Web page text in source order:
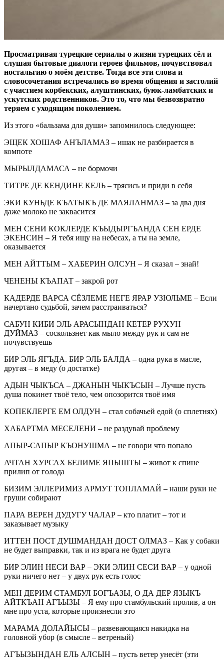
Просматривая турецкие сериалы о жизни турецких сёл и
слушая бытовые диалоги героев фильмов, почувствовал
ностальгию о моём детстве. Тогда все эти слова и
словосочетания встречались во время общения и застолий
с участием корбекских, алуштинских, буюк-ламбатских и
ускутских родственников. Это то, что мы безвозвратно
теряем с уходящим поколением.
Из этого «бальзама для души» запомнилось следующее:
ЭЩЕК ХОШАФ АНЪЛАМАЗ – ишак не разбирается в
компоте
МЫРЫЛДАМАСА – не бормочи
ТИТРЕ ДЕ КЕНДИНЕ КЕЛЬ – трясись и приди в себя
ЭКИ КУНЬДЕ КЪАТЫКЪ ДЕ МАЯЛАНМАЗ – за два дня
даже молоко не заквасится
МЕН СЕНИ КОКЛЕРДЕ КЪЫДЫРГЪАНДА СЕН ЕРДЕ
ЭКЕНСИН – Я тебя ищу на небесах, а ты на земле,
оказывается
МЕН АЙТТЫМ – ХАБЕРИН ОЛСУН – Я сказал – знай!
ЧЕНЕНЫ КЪАПАТ – закрой рот
КАДЕРДЕ ВАРСА СЁЗЛЕМЕ НЕГЕ ЯРАР УЗЮЛЬМЕ – Если
начертано судьбой, зачем расстраиваться?
САБУН КИБИ ЭЛЬ АРАСЫНДАН КЕТЕР РУХУН
ДУЙМАЗ – соскользнет как мыло между рук и сам не
почувствуешь
БИР ЭЛЬ ЯГЪДА. БИР ЭЛЬ БАЛДА – одна рука в масле,
другая – в меду (о достатке)
АДЫН ЧЫКЪСА – ДЖАНЫН ЧЫКЪСЫН – Лучше пусть
душа покинет твоё тело, чем опозорится твоё имя
КОПЕКЛЕРГЕ ЕМ ОЛДУН – стал собачьей едой (о сплетнях)
ХАБАРТМА МЕСЕЛЕНИ – не раздувай проблему
АПЫР-САПЫР КЪОНУШМА – не говори что попало
АЧТАН ХУРСАХ БЕЛИМЕ ЯПЫШТЫ – живот к спине
прилип от голода
БИЗИМ ЭЛЛЕРИМИЗ АРМУТ ТОПЛАМАЙ – наши руки не
груши собирают
ПАРА ВЕРЕН ДУДУГУ ЧАЛАР – кто платит – тот и
заказывает музыку
ИТТЕН ПОСТ ДУШМАНДАН ДОСТ ОЛМАЗ – Как у собаки
не будет выправки, так и из врага не будет друга
БИР ЭЛИН НЕСИ ВАР – ЭКИ ЭЛИН СЕСИ ВАР – у одной
руки ничего нет – у двух рук есть голос
МЕН ДЕРИМ СТАМБУЛ БОГЪАЗЫ, О ДА ДЕР ЯЗЫКЪ
АЙТКЪАН АГЪЫЗЫ – Я ему про стамбульский пролив, а он
мне про уста, которые произнесли это
МАРАМА ДОЛАЙЫСЫ – развевающаяся накидка на
головной убор (в смысле – ветреный)
АГЪЫЗЫНДАН ЕЛЬ АЛСЫН – пусть ветер унесёт (эти